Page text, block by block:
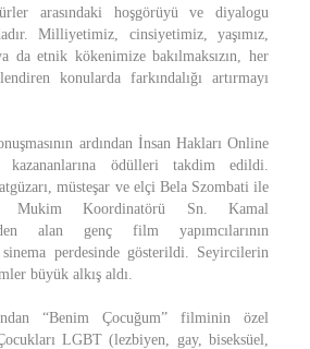
arasındaki hoşgörüyü ve diyalogu
Milliyetimiz, cinsiyetimiz, yaşımız,
da etnik kökenimize bakılmaksızın, her
konularda farkındalığı artırmayı
ardından İnsan Hakları Online
kazananlarına ödülleri takdim edildi.
müsteşar ve elçi Bela Szombati ile
Mukim Koordinatörü Sn. Kamal
alan genç film yapımcılarının
perdesinde gösterildi. Seyircilerin
büyük alkış aldı.
“Benim Çocuğum” filminin özel
LGBT (lezbiyen, gay, biseksüel,